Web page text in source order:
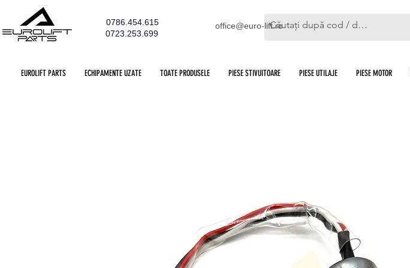
0786.454.615
0723.253.699
office@euro-lift.ro
EUROLIFT PARTS ECHIPAMENTE UZATE TOATE PRODUSELE PIESE STIVUITOARE PIESE UTILAJE PIESE MOTOR